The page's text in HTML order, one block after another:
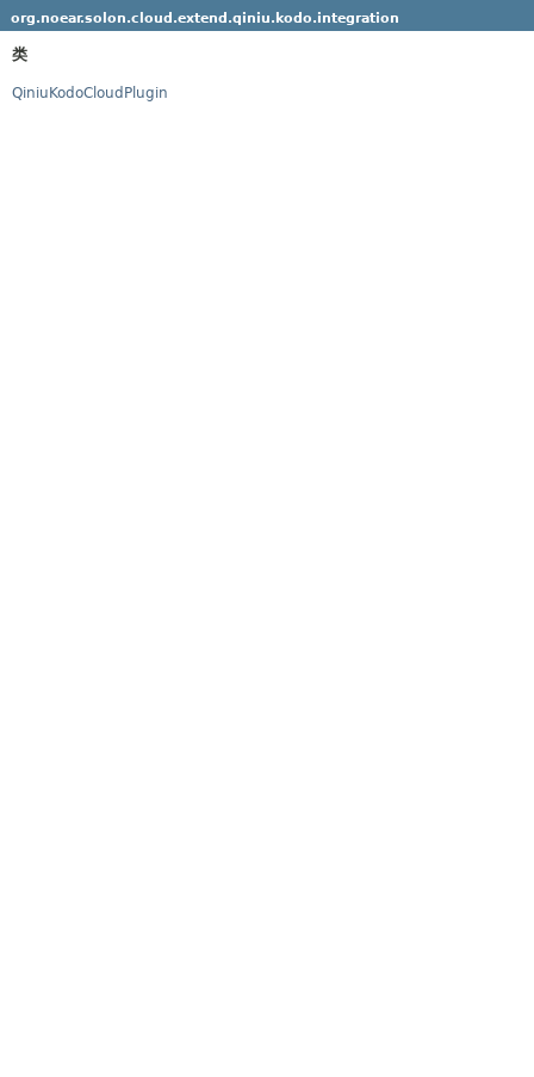
org.noear.solon.cloud.extend.qiniu.kodo.integration
类
QiniuKodoCloudPlugin